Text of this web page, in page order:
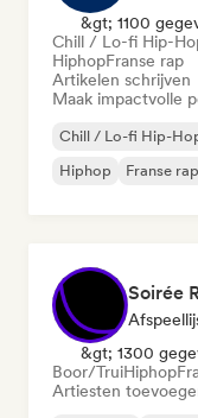
&gt; 1100
Chill / Lo-fi Hip-
HiphopFranse rap
Artikelen schrijven
Maak impactvolle
Chill / Lo-fi Hip-
Hiphop
Franse rap
Soirée
&gt; 1300
Boor/TruiHiphop
Artiesten